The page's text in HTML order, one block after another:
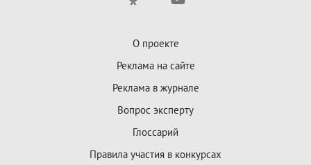
О проекте
Реклама на сайте
Реклама в журнале
Вопрос эксперту
Глоссарий
Правила участия в конкурсах